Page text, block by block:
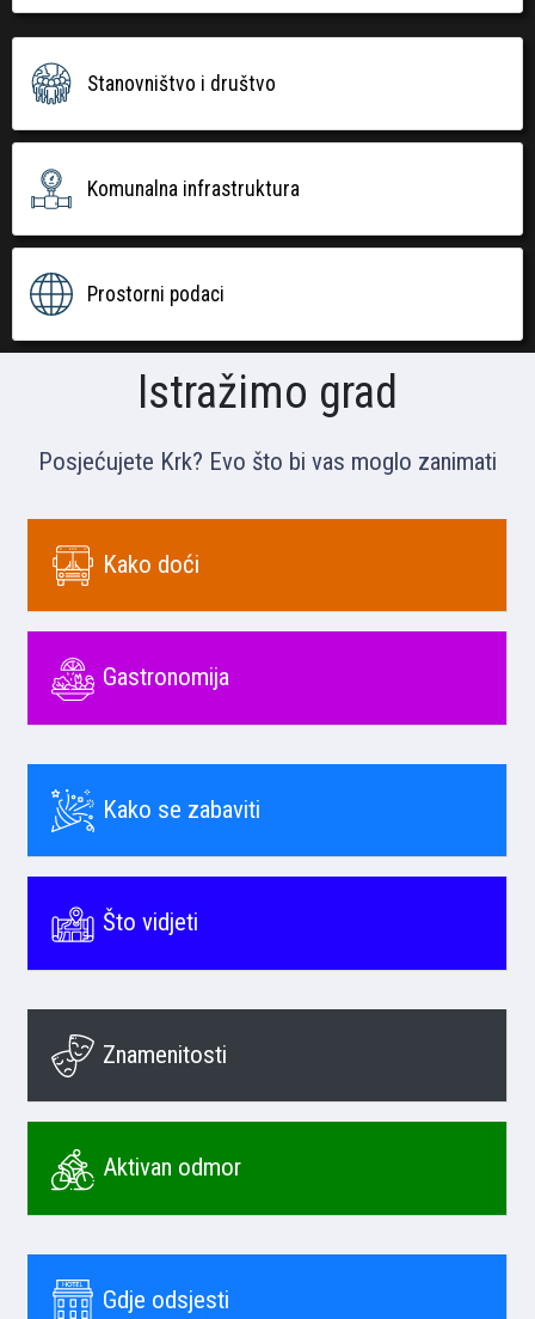
Stanovništvo i društvo
Komunalna infrastruktura
Prostorni podaci
Istražimo grad
Posjećujete Krk? Evo što bi vas moglo zanimati
Kako doći
Gastronomija
Kako se zabaviti
Što vidjeti
Znamenitosti
Aktivan odmor
Gdje odsjesti